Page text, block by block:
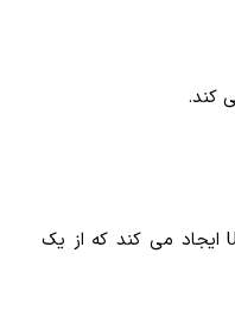
یک StreamReader با رمزگذاری UTF8 ایجاد می کند که از یک